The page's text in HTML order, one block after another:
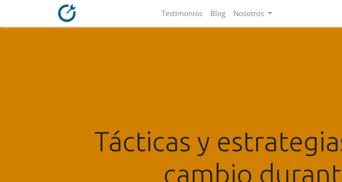
Testimonios Blog Nosotros
Tácticas y
cambio